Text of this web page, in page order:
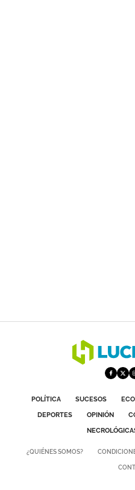
POLÍTICA SUCESOS
DEPORTES
OPINIÓN
¿QUIÉNES SOMOS?